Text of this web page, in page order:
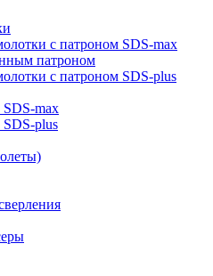
с патроном SDS-max
патроном
с патроном SDS-plus
max
plus